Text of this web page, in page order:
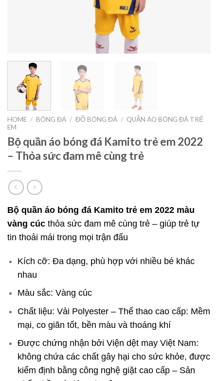
HOME / BÓNG ĐÁ / ĐỒ BÓNG ĐÁ / QUẦN ÁO BÓNG ĐÁ TRẺ
EM
Bộ quần áo bóng đá Kamito trẻ em 2022
– Thỏa sức đam mê cùng trẻ
Bộ quần áo bóng đá Kamito trẻ em 2022 màu
vàng cúc thỏa sức đam mê cùng trẻ – giúp trẻ tự
tin thoải mái trong mọi trận đấu
Kích cỡ: Đa dạng, phù hợp với nhiều bé khác
nhau
Màu sắc: Vàng cúc
Chất liệu: Vải Polyester – Thể thao cao cấp: Mềm
mại, co giãn tốt, bền màu và thoáng khí
Được chứng nhận bởi Viện dệt may Việt Nam:
không chứa các chất gây hại cho sức khỏe, được
kiểm định bằng công nghệ giặt cao cấp – Sản